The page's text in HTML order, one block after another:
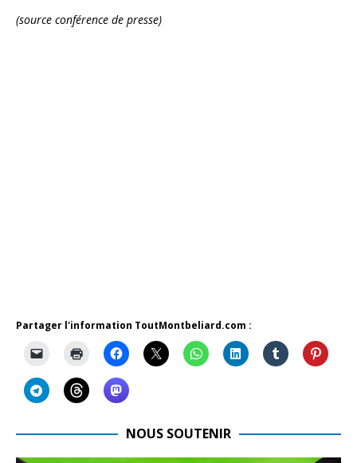
(source conférence de presse)
Partager l'information ToutMontbeliard.com :
NOUS SOUTENIR